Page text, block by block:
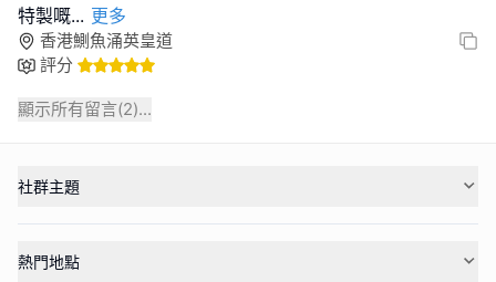
特製嘅... 更多
香港鰂魚涌英皇道
評分
顯示所有留言(2)...
社群主題
熱門地點